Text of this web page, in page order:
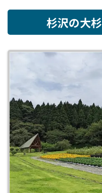
杉沢の大杉